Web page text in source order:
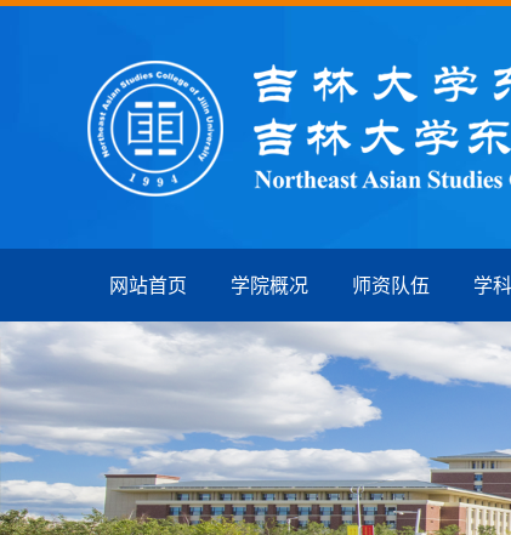
网站首页 学院概况 师资队伍 学